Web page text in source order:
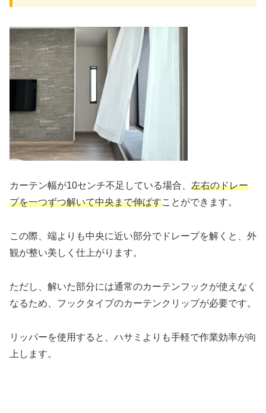
カーテン幅が10センチ不足している場合、 左右のドレー
プを一つずつ解いて中央まで伸ばすことができます。
この際、端よりも中央に近い部分でドレープを解くと、外
観が整い美しく仕上がります。
ただし、解いた部分には通常のカーテンフックが使えなく
なるため、フックタイプのカーテンクリップが必要です。
リッパーを使用すると、ハサミよりも手軽で作業効率が向
上します。